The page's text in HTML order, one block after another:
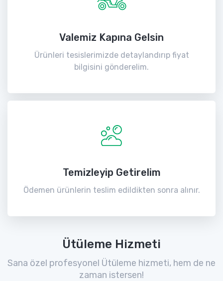
Valemiz Kapına Gelsin
Ürünleri tesislerimizde detaylandırıp fiyat
bilgisini gönderelim.
Temizleyip Getirelim
Ödemen ürünlerin teslim edildikten sonra alınır.
Ütüleme Hizmeti
Sana özel profesyonel Ütüleme hizmeti, hem de ne
zaman istersen!